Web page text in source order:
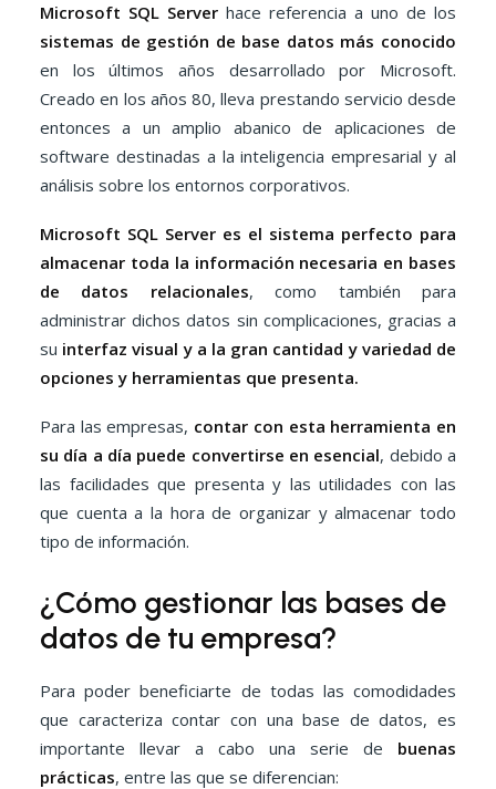
Microsoft SQL Server hace referencia a uno de los
sistemas de gestión de base datos más conocido
en los últimos años desarrollado por Microsoft.
Creado en los años 80, lleva prestando servicio desde
entonces a un amplio abanico de aplicaciones de
software destinadas a la inteligencia empresarial y al
análisis sobre los entornos corporativos.
Microsoft SQL Server es el sistema perfecto para
almacenar toda la información necesaria en bases
de datos relacionales, como también para
administrar dichos datos sin complicaciones, gracias a
su interfaz visual y a la gran cantidad y variedad de
opciones y herramientas que presenta.
Para las empresas, contar con esta herramienta en
su día a día puede convertirse en esencial, debido a
las facilidades que presenta y las utilidades con las
que cuenta a la hora de organizar y almacenar todo
tipo de información.
¿Cómo gestionar las bases de
datos de tu empresa?
Para poder beneficiarte de todas las comodidades
que caracteriza contar con una base de datos, es
importante llevar a cabo una serie de buenas
prácticas, entre las que se diferencian: